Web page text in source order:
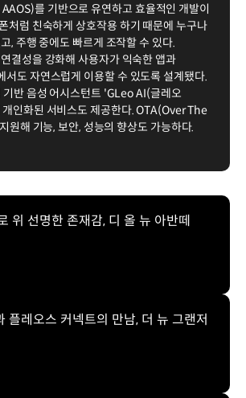
를 기반으로 유연하고 효율적인 개발이
처럼 친숙하게 상호작용 하기 때문에 누구나
, 주행 중에도 빠르게 조작할 수 있다.
결성을 강화해 사용자가 익숙한 앱과
서도 자연스럽게 이용할 수 있도록 설계됐다.
기반 음성 어시스턴트 'GLeo AI(글레오
인화된 서비스도 제공한다. OTA(Over The
원해 기능, 보안, 성능의 향상도 가능하다.
위 선명한 존재감, 디 올 뉴 아반떼
플레오스 커넥트의 만남, 더 뉴 그랜저